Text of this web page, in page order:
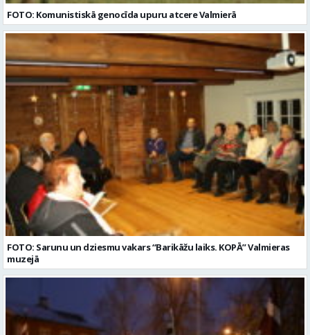
FOTO: Komunistiskā genocīda upuru atcere Valmierā
FOTO: Sarunu un dziesmu vakars “Barikāžu laiks. KOPĀ” Valmieras
muzejā